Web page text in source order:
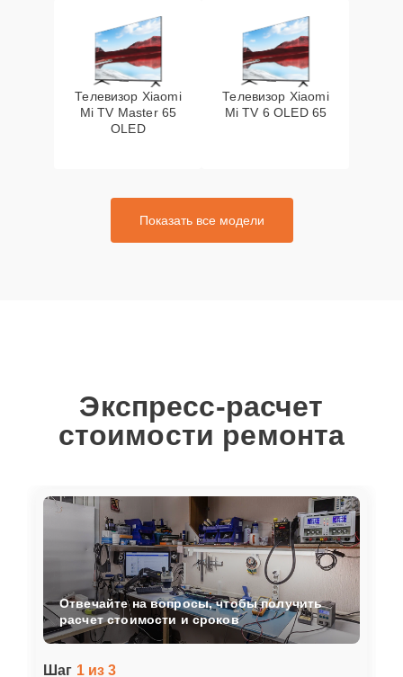
Телевизор Xiaomi
Mi TV Master 65
OLED
Телевизор Xiaomi
Mi TV 6 OLED 65
Показать все модели
Экспресс-расчет
стоимости ремонта
Шаг 1 из 3
Отвечайте на вопросы, чтобы получить
расчет стоимости и сроков